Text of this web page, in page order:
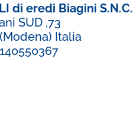
di eredi Biagini S.N.C.
SUD ,73
Italia